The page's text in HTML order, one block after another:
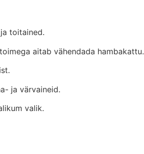
toitained.
aitab vähendada hambakattu.
ja värvaineid.
valik.